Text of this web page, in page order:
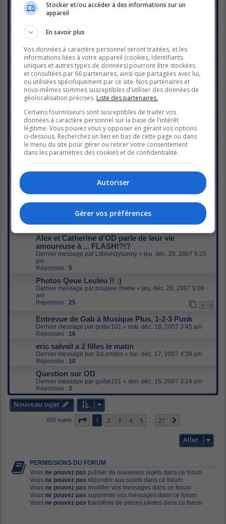
Gabriel et Carl-Yann à l'Arcade
Dernier message par
5 Février 08 Alex et SebastienOD à TQS Flash
Réponses :3
Gabriel (OD4) serait le porte-parole
Dernier message par rococo « dim. janv. 27, 2008 8:17 am
Réponses :8
Gab et Steph : C'est fini pour vrai
Dernier message par Kari«dim. janv. 20, 2008 5:03 am
Gabriel
Dernier message parelena_3«mer. janv. 16, 2008 7:21 pm
Réponses :1
OD: Gabriel avec Catherine dans un bar
Dernier message par Ganesha « mar. janv. 08, 2008 6:37 pm
Réponses :60 1 2
CARLE-YAN&ALEXANDRA FINI OFFICIELEMENT
Mirianne«lun. janv. 07, 2008 11:00 am
Réponses :45
Alex se confie dans Echos Vedette
Ganesha
Réponses :16
Alex et Catherine d'OD parle de leur vie
amoureuse à ... FLASH!?!?
Dernier message par Lilblondysunny « jeu. déc. 20, 2007 6:20
pm
Réponses : 5
Photos Qeue Leuleu !! :)
Dernier message par poupee.cherie « jeu. déc. 20, 2007 9:08
am
Réponses : 25 1 2
Entrevue de Gab à Musique Plus, 1-2-3 Punk
Dernier message par guitar101 « mar. déc. 18, 2007 3:45 am
Réponses : 16
eric salvail a 2 filles le matin
Dernier message par JuLondon « lun. déc. 17, 2007 4:39 pm
Réponses : 10
Question sur OD
Dernier message par guitar101 « dim. déc. 16, 2007 3:24 pm
Réponses : 3
Nouveau sujet
659 sujets Page 1sur
1 2 3 4 5 27
Aller
PERMISSIONS DU FORUM
Vous ne pouvez pas publier de nouveaux sujets dans ce forum
Vous ne pouvez pas répondre aux sujets dans ce forum
Vous ne pouvez pas modifier vos messages dans ce forum
Vous ne pouvez pas supprimer vos messages dans ce forum
Vous ne pouvez pas transférer de pièces jointes dans ce forum
Stocker et/ou accéder à des informations sur un
appareil
En savoir plus
Vos données à caractère personnel seront traitées, et les
informations liées à votre appareil (cookies, identifiants
uniques et autres types de données) pourront être stockées
et consultées par 66 partenaires, ainsi que partagées avec lui,
ou utilisées spécifiquement par ce site. Nos partenaires et
nous-mêmes sommes susceptibles d'utiliser des données de
géolocalisation précises. Liste des partenaires.
Certains fournisseurs sont susceptibles de traiter vos
données à caractère personnel sur la base de l'intérêt
légitime. Vous pouvez vous y opposer en gérant vos options
ci-dessous. Recherchez un lien en bas de cette page ou dans
le menu du site pour gérer ou retirer votre consentement
dans les paramètres des cookies et de confidentialité.
Autoriser
Gérer vos préférences